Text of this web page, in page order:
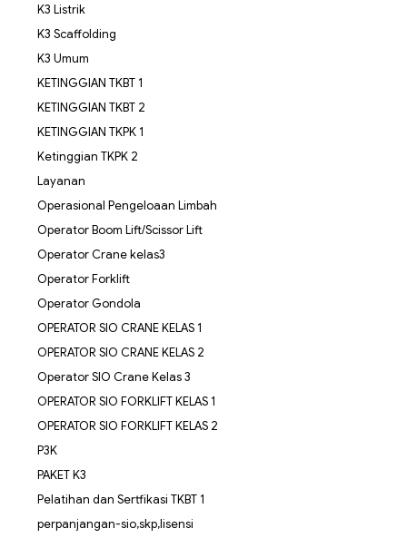
K3 Listrik
K3 Scaffolding
K3 Umum
KETINGGIAN TKBT 1
KETINGGIAN TKBT 2
KETINGGIAN TKPK 1
Ketinggian TKPK 2
Layanan
Operasional Pengeloaan Limbah
Operator Boom Lift/Scissor Lift
Operator Crane kelas3
Operator Forklift
Operator Gondola
OPERATOR SIO CRANE KELAS 1
OPERATOR SIO CRANE KELAS 2
Operator SIO Crane Kelas 3
OPERATOR SIO FORKLIFT KELAS 1
OPERATOR SIO FORKLIFT KELAS 2
P3K
PAKET K3
Pelatihan dan Sertfikasi TKBT 1
perpanjangan-sio,skp,lisensi